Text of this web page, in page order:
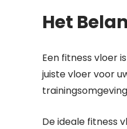
Het
Een fitness vloer
juiste vloer voor
De ideale fitness